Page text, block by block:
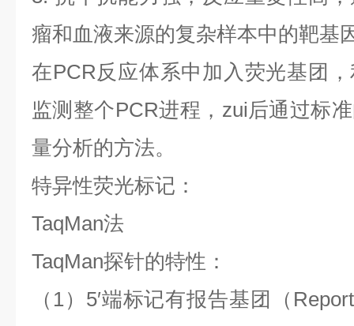
瘤和血液来源的复杂样本中的靶基
在PCR反应体系中加入荧光基团
监测整个PCR进程， zui后通过标
量分析的方法。
特异性荧光标记：
TaqMan法
TaqMan探针的特性：
（ 1） 5′端标记有报告基团（